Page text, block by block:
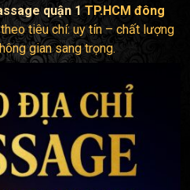
quận 1TP.HCM đông
tiêu chí: uy tín – chất lượng
gian sang trọng.